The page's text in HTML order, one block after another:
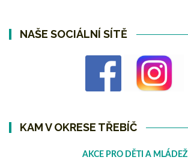
NAŠE SOCIÁLNÍ SÍTĚ
KAM V OKRESE TŘEBÍČ
AKCE PRO DĚTI A MLÁDEŽ